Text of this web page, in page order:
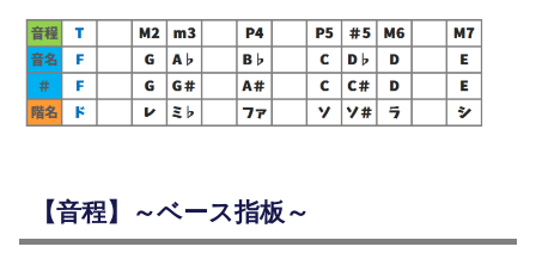
【音程】～ベース指板～